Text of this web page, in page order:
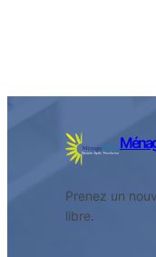
Prenez un
libre.